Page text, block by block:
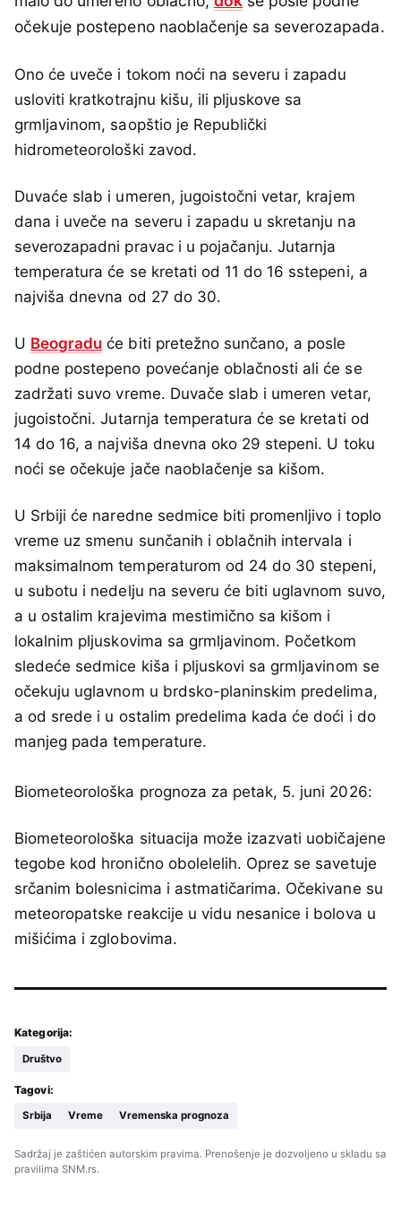
očekuje postepeno naoblačenje sa severozapada.
Ono će uveče i tokom noći na severu i zapadu
usloviti kratkotrajnu kišu, ili pljuskove sa
grmljavinom, saopštio je Republički
hidrometeorološki zavod.
Duvaće slab i umeren, jugoistočni vetar, krajem
dana i uveče na severu i zapadu u skretanju na
severozapadni pravac i u pojačanju. Jutarnja
temperatura će se kretati od 11 do 16 sstepeni, a
najviša dnevna od 27 do 30.
U Beogradu će biti pretežno sunčano, a posle
podne postepeno povećanje oblačnosti ali će se
zadržati suvo vreme. Duvače slab i umeren vetar,
jugoistočni. Jutarnja temperatura će se kretati od
14 do 16, a najviša dnevna oko 29 stepeni. U toku
noći se očekuje jače naoblačenje sa kišom.
U Srbiji će naredne sedmice biti promenljivo i toplo
vreme uz smenu sunčanih i oblačnih intervala i
maksimalnom temperaturom od 24 do 30 stepeni,
u subotu i nedelju na severu će biti uglavnom suvo,
a u ostalim krajevima mestimično sa kišom i
lokalnim pljuskovima sa grmljavinom. Početkom
sledeće sedmice kiša i pljuskovi sa grmljavinom se
očekuju uglavnom u brdsko-planinskim predelima,
a od srede i u ostalim predelima kada će doći i do
manjeg pada temperature.
Biometeorološka prognoza za petak, 5. juni 2026:
Biometeorološka situacija može izazvati uobičajene
tegobe kod hronično obolelelih. Oprez se savetuje
srčanim bolesnicima i astmatičarima. Očekivane su
meteoropatske reakcije u vidu nesanice i bolova u
mišićima i zglobovima.
Kategorija:
Društvo
Tagovi:
Srbija Vreme Vremenska prognoza
Sadržaj je zaštićen autorskim pravima. Prenošenje je dozvoljeno u skladu sa
pravilima SNM.rs.